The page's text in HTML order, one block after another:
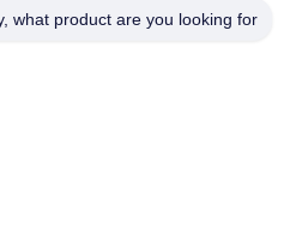
what product are you looking for?